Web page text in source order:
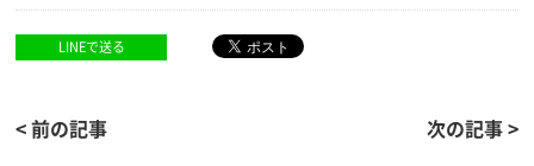
LINEで送る
< 前の記事 次の記事 >